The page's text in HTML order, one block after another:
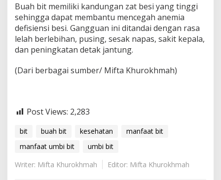
Buah bit memiliki kandungan zat besi yang tinggi
sehingga dapat membantu mencegah anemia
defisiensi besi. Gangguan ini ditandai dengan rasa
lelah berlebihan, pusing, sesak napas, sakit kepala,
dan peningkatan detak jantung.
(Dari berbagai sumber/ Mifta Khurokhmah)
Post Views: 2,283
bit buah bit kesehatan
manfaat bit
manfaat umbi bit
umbi bit
Writer: Mifta Khurokhmah
Editor: Mifta Khurokhmah